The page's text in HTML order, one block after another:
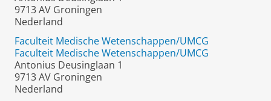
9713 AV Groningen
Nederland
Faculteit Medische Wetenschappen/UMCG
Faculteit Medische Wetenschappen/UMCG
Antonius Deusinglaan 1
9713 AV Groningen
Nederland